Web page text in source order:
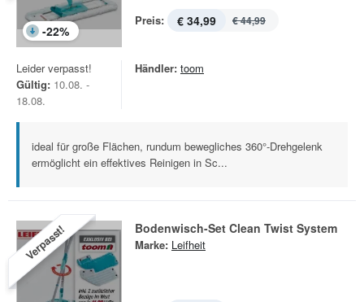
-22%
Preis: € 34,99 € 44,99
Leider verpasst!
Gültig: 10.08. -
18.08.
Händler: toom
ideal für große Flächen, rundum bewegliches 360°-Drehgelenk
ermöglicht ein effektives Reinigen in Sc...
Verpasst! Bodenwisch-Set Clean Twist System
Marke: Leifheit